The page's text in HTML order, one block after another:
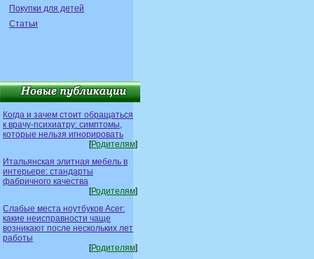
Покупки для детей
Статьи
Когда и зачем стоит обращаться
к врачу-психиатру: симптомы,
которые нельзя игнорировать
[Родителям]
Итальянская элитная мебель в
интерьере: стандарты
фабричного качества
[Родителям]
Слабые места ноутбуков Acer:
какие неисправности чаще
возникают после нескольких лет
работы
[Родителям]